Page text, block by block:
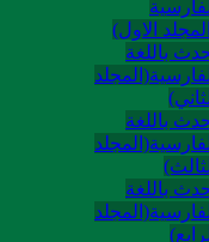
الاول)
باللغة
باللغة
باللغة